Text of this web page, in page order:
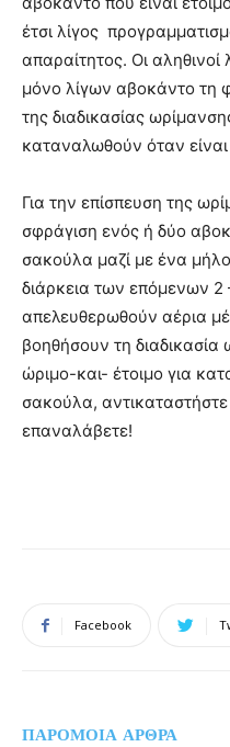
έτσι λίγος
απαραίτητος. Οι
μόνο λίγων αβοκάντο τη
της διαδικασίας
καταναλωθούν όταν είναι
Για την επίσπευση της
σφράγιση ενός ή δύο
σακούλα μαζί με ένα
διάρκεια των επόμενων
απελευθερωθούν αέρια
βοηθήσουν τη
ώριμο-και- έτοιμο για
σακούλα,
επαναλάβετε!
Facebook
ΠΑΡΟΜΟΙΑ ΑΡΘΡΑ